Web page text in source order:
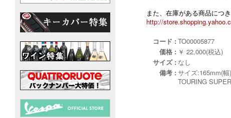
また、在庫がある商品につ
http://
コード : TO00005877
価格 : ￥ 22,000(税込)
サイズ : なし
備考 : サイズ:165mm(幅)
TOURING